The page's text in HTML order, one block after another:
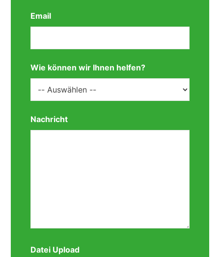
Email
Wie können wir Ihnen helfen?
Nachricht
Datei Upload